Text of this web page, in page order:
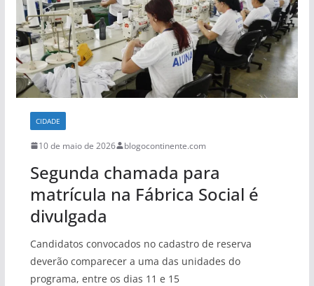
CIDADE
10 de maio de 2026 blogocontinente.com
Segunda chamada para
matrícula na Fábrica Social é
divulgada
Candidatos convocados no cadastro de reserva
deverão comparecer a uma das unidades do
programa, entre os dias 11 e 15